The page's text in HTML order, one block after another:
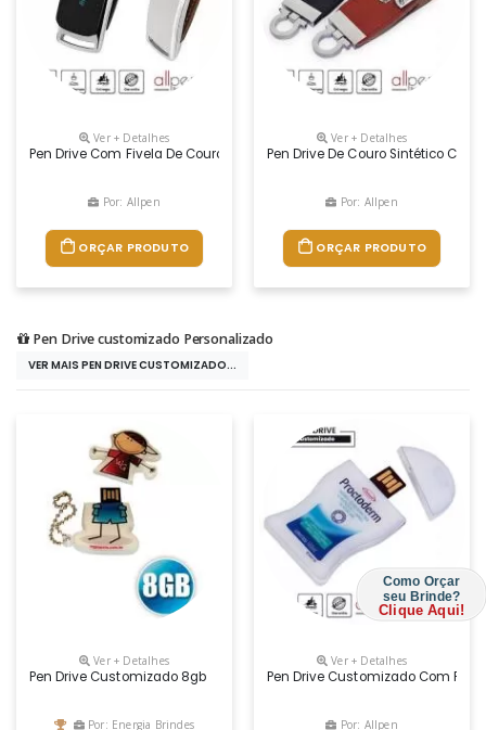
Ver + Detalhes
Pen Drive Com Fivela De Couro Costurada Com Ímã Para Fechamento
Por: Allpen
ORÇAR PRODUTO
Ver + Detalhes
Pen Drive De Couro Sintético
Por: Allpen
ORÇAR PRODUTO
Pen Drive customizado Personalizado
VER MAIS PEN DRIVE CUSTOMIZADO...
Ver + Detalhes
Pen Drive Customizado 8gb
Por: Energia Brindes
Ver + Detalhes
Pen Drive Customizado Com
Por: Allpen
Como Orçar
seu Brinde?
Clique Aqui!